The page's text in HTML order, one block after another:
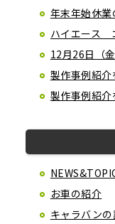
年末年始休業
ハイエース
12月26日（
製作事例紹介
製作事例紹介
お車の紹介
キャラバンの